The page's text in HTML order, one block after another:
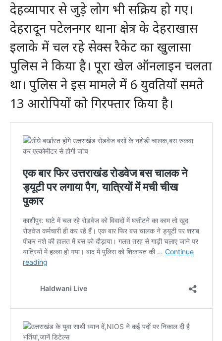
देहव्यापार से जुड़े लोग भी सक्रिय हो गए।
देहरादून पटेलनगर थाना क्षेत्र के देहराखास
इलाके में चल रहे सेक्स रैकेट का खुलासा
पुलिस ने किया है। पूरा खेल ऑनलाइन चलता
था। पुलिस ने इस मामले में 6 युवतियों समते
13 आरोपियों को गिरफ्तार किया है।